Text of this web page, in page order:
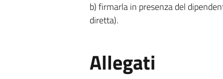
b) firmarla in presenza del
diretta).
Allegati